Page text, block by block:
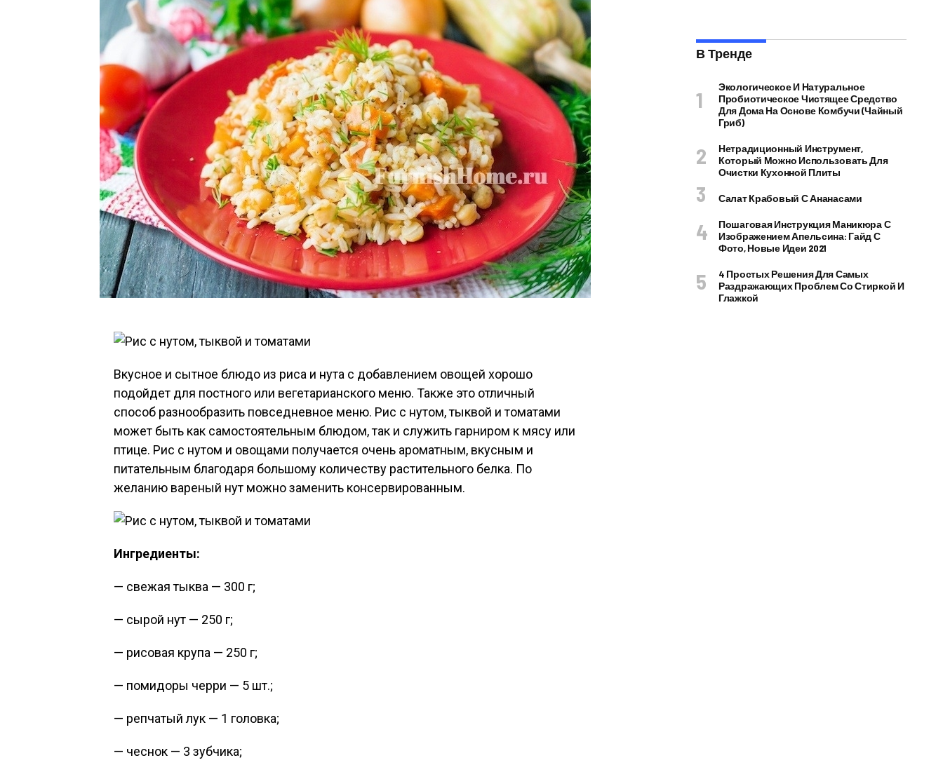
Вкусное и сытное блюдо из риса и нута с добавлением овощей хорошо
подойдет для постного или вегетарианского меню. Также это отличный
способ разнообразить повседневное меню. Рис с нутом, тыквой и томатами
может быть как самостоятельным блюдом, так и служить гарниром к мясу или
птице. Рис с нутом и овощами получается очень ароматным, вкусным и
питательным благодаря большому количеству растительного белка. По
желанию вареный нут можно заменить консервированным.
Ингредиенты:
— свежая тыква — 300 г;
— сырой нут — 250 г;
— рисовая крупа — 250 г;
— помидоры черри — 5 шт.;
— репчатый лук — 1 головка;
— чеснок — 3 зубчика;
В Тренде
Экологическое И Натуральное
Пробиотическое Чистящее Средство
Для Дома На Основе Комбучи (чайный
Гриб)
Нетрадиционный Инструмент,
Который Можно Использовать Для
Очистки Кухонной Плиты
Салат Крабовый С Ананасами
Пошаговая Инструкция Маникюра С
Изображением Апельсина: Гайд С
Фото, Новые Идеи 2021
4 Простых Решения Для Самых
Раздражающих Проблем Со Стиркой И
Глажкой